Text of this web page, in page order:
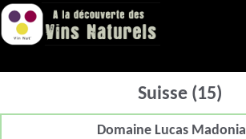
Suisse (15)
Domaine Lucas Madonia